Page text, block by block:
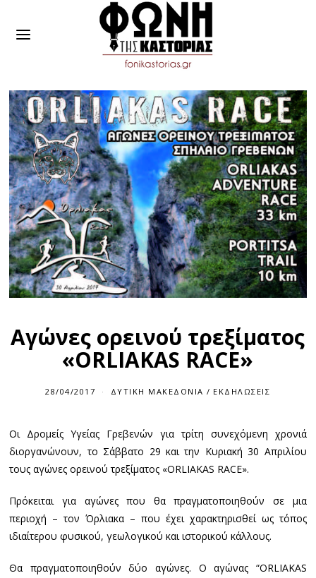
Αγώνες ορεινού τρεξίματος
«ORLIAKAS RACE»
28/04/2017
4
2
0
1
ΔΥΤΙΚΉ ΜΑΚΕΔΟΝΊΑ / ΕΚΔΗΛΏΣΕΙΣ
Οι Δρομείς Υγείας Γρεβενών για τρίτη συνεχόμενη χρονιά
διοργανώνουν, το Σάββατο 29 και την Κυριακή 30 Απριλίου
τους αγώνες ορεινού τρεξίματος «ORLIAKAS RACE».
Πρόκειται για αγώνες που θα πραγματοποιηθούν σε μια
περιοχή – τον Όρλιακα – που έχει χαρακτηρισθεί ως τόπος
ιδιαίτερου φυσικού, γεωλογικού και ιστορικού κάλλους.
Θα πραγματοποιηθούν δύο αγώνες. Ο αγώνας “ORLIAKAS